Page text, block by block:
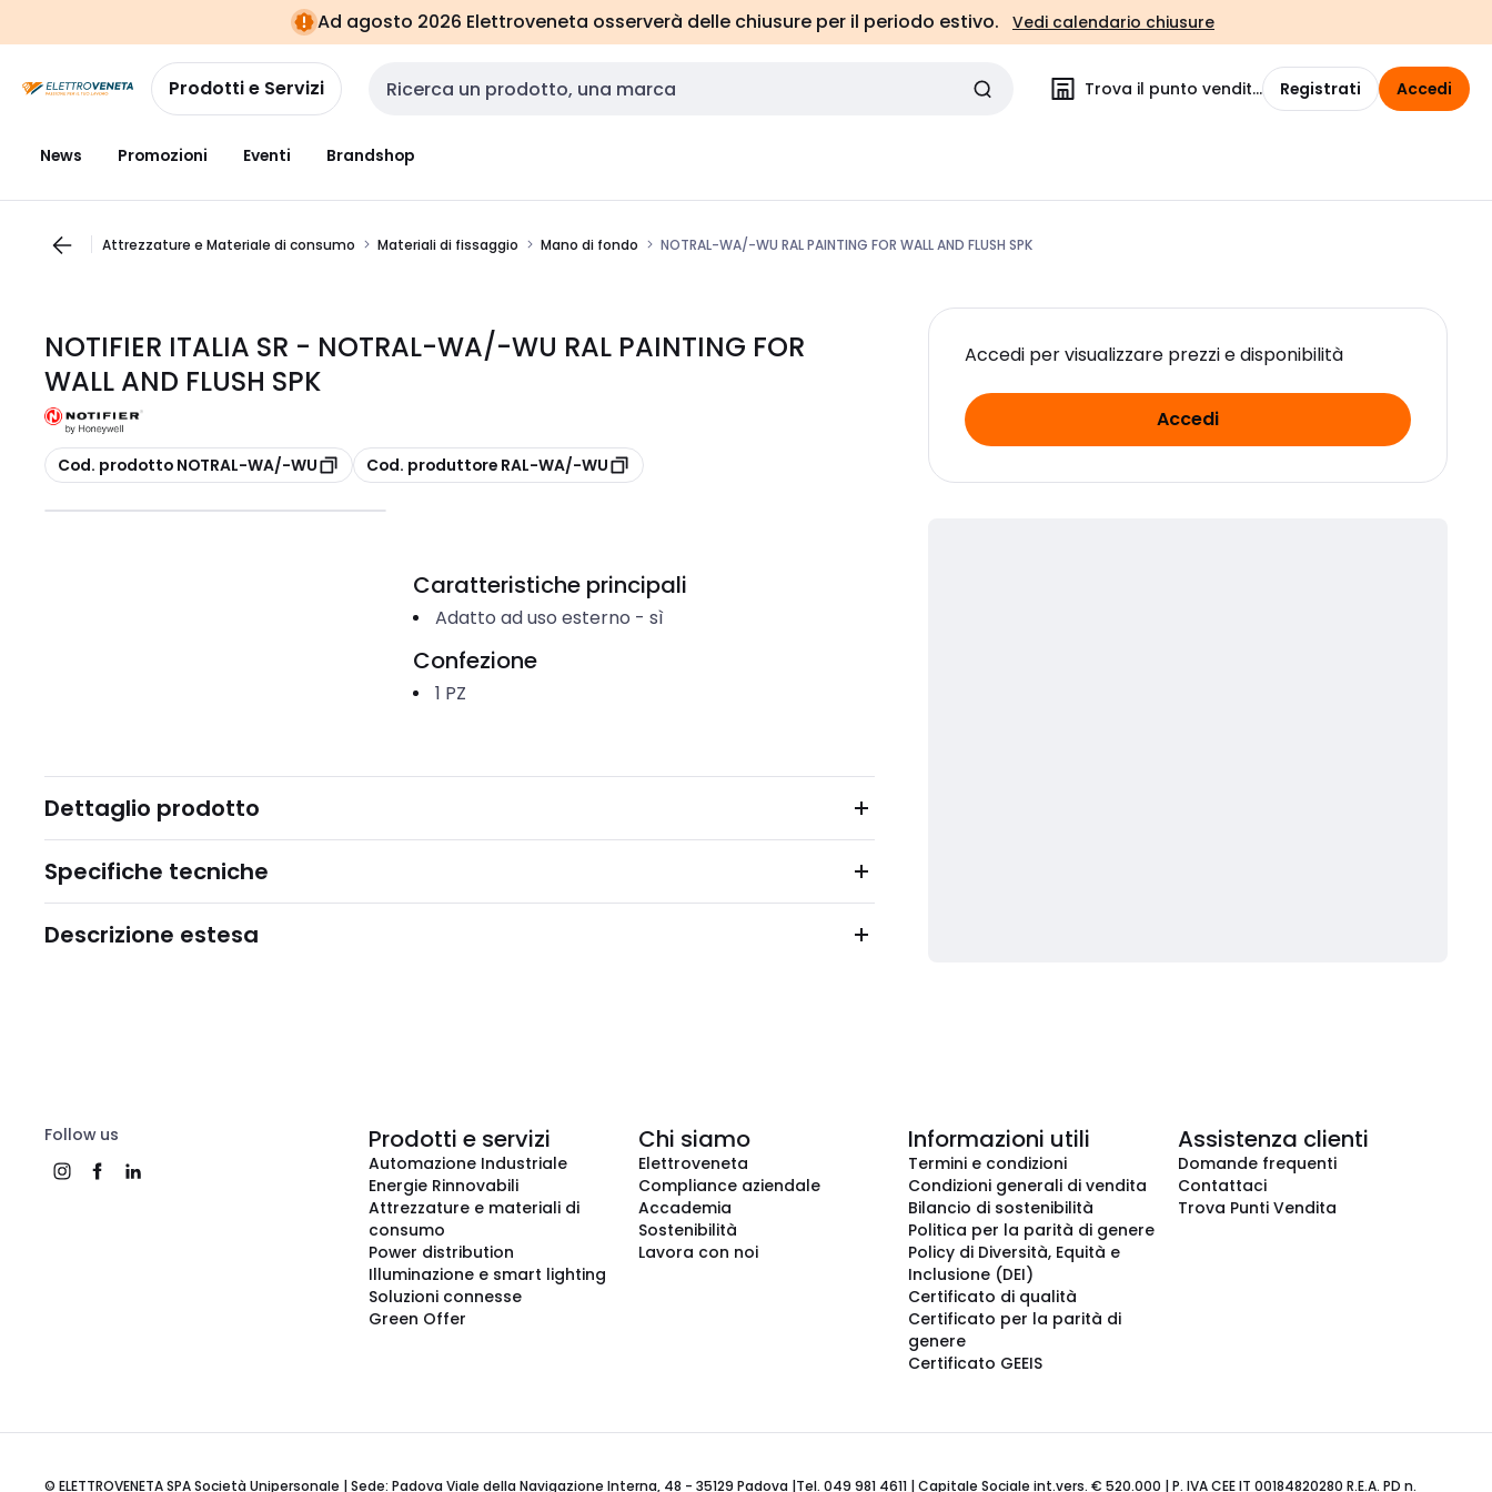
navigazionealla
pagina
Ad agosto 2026 Elettroveneta osserverà delle chiusure per il periodo estivo. Vedi calendario chiusure
Prodotti e Servizi Cerca input Trova il punto vendita Registrati Accedi
News Promozioni Eventi Brandshop
Attrezzature e Materiale di consumo Materiali di fissaggio Mano di fondo NOTRAL-WA/-WU RAL PAINTING FOR WALL AND FLUSH SPK
NOTIFIER ITALIA SR - NOTRAL-WA/-WU RAL PAINTING FOR
WALL AND FLUSH SPK
copia
Cod. prodotto NOTRAL-WA/-WU copia
Cod. produttore RAL-WA/-WU
Accedi per visualizzare prezzi e disponibilità
Accedi
Caratteristiche principali
Adatto ad uso esterno - sì
Confezione
1 PZ
Dettaglio prodotto
Specifiche tecniche
Descrizione estesa
Follow us Prodotti e servizi
Automazione Industriale
Energie Rinnovabili
Attrezzature e materiali di
consumo
Power distribution
Illuminazione e smart lighting
Soluzioni connesse
Green Offer
Chi siamo
Elettroveneta
Compliance aziendale
Accademia
Sostenibilità
Lavora con noi
Informazioni utili
Termini e condizioni
Condizioni generali di vendita
Bilancio di sostenibilità
Politica per la parità di genere
Policy di Diversità, Equità e
Inclusione (DEI)
Certificato di qualità
Certificato per la parità di
genere
Certificato GEEIS
Assistenza clienti
Domande frequenti
Contattaci
Trova Punti Vendita
© ELETTROVENETA SPA Società Unipersonale | Sede: Padova Viale della Navigazione Interna, 48 - 35129 Padova |Tel. 049 981 4611 | Capitale Sociale int.vers. € 520.000 | P. IVA CEE IT 00184820280 R.E.A. PD n.